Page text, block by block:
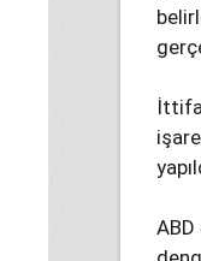
ABD